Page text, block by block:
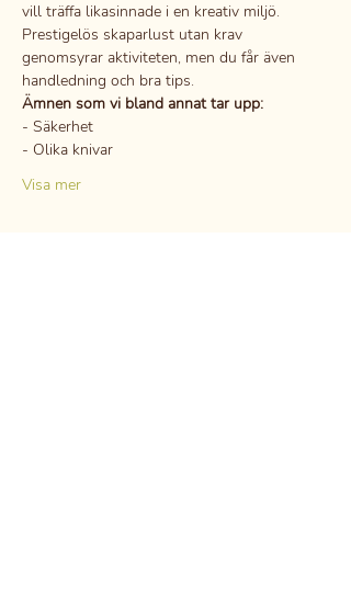
vill träffa likasinnade i en kreativ miljö.
Prestigelös skaparlust utan krav
genomsyrar aktiviteten, men du får även
handledning och bra tips.
Ämnen som vi bland annat tar upp:
- Säkerhet
- Olika knivar
Visa mer